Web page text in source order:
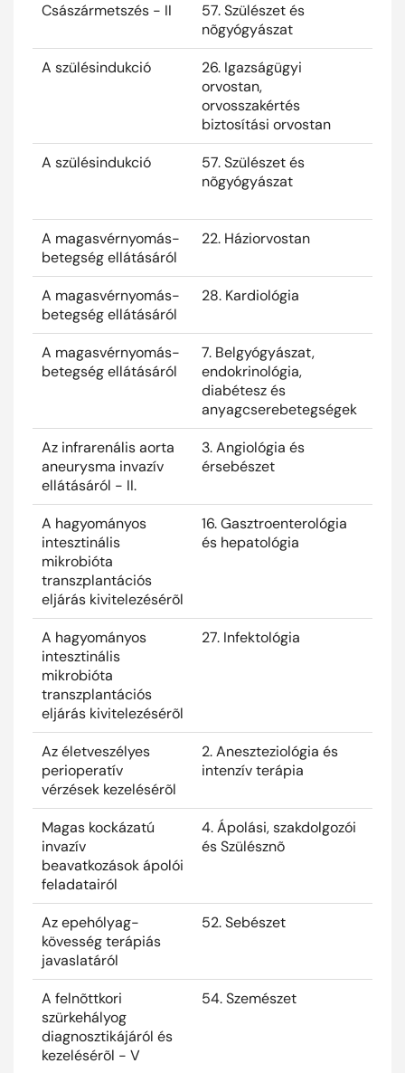
Császármetszés - II
57. Szülészet és
nõgyógyászat
A szülésindukció
26. Igazságügyi
orvostan,
orvosszakértés
biztosítási orvostan
A szülésindukció
57. Szülészet és
nõgyógyászat
A magasvérnyomás-
betegség ellátásáról
22. Háziorvostan
A magasvérnyomás-
betegség ellátásáról
28. Kardiológia
A magasvérnyomás-
betegség ellátásáról
7. Belgyógyászat,
endokrinológia,
diabétesz és
anyagcserebetegségek
Az infrarenális aorta
aneurysma invazív
ellátásáról - II.
3. Angiológia és
érsebészet
A hagyományos
intesztinális
mikrobióta
transzplantációs
eljárás kivitelezésérõl
16. Gasztroenterológia
és hepatológia
A hagyományos
intesztinális
mikrobióta
transzplantációs
eljárás kivitelezésérõl
27. Infektológia
Az életveszélyes
perioperatív
vérzések kezelésérõl
2. Aneszteziológia és
intenzív terápia
Magas kockázatú
invazív
beavatkozások ápolói
feladatairól
4. Ápolási, szakdolgozói
és Szülésznõ
Az epehólyag-
kövesség terápiás
javaslatáról
52. Sebészet
A felnõttkori
szürkehályog
diagnosztikájáról és
kezelésérõl - V
54. Szemészet